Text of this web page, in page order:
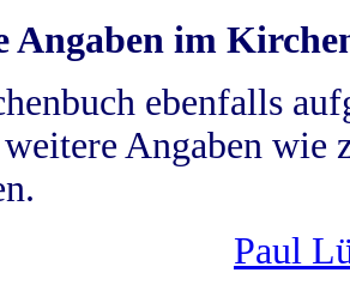
Angaben im
ebenfalls
Angaben wie
Paul